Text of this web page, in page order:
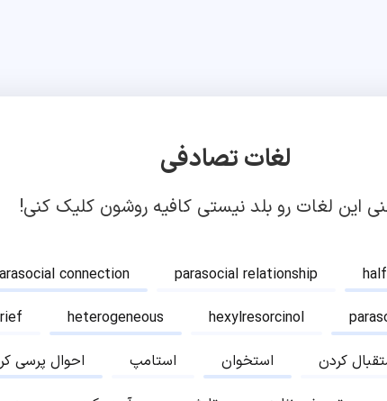
لغات تصادفی
این لغات رو بلد نیستی کافیه روشون کلیک کنی!
connection parasocial relationship
heterogeneous hexylresorcinol
احوال پرسی استامپ استخوان کردن